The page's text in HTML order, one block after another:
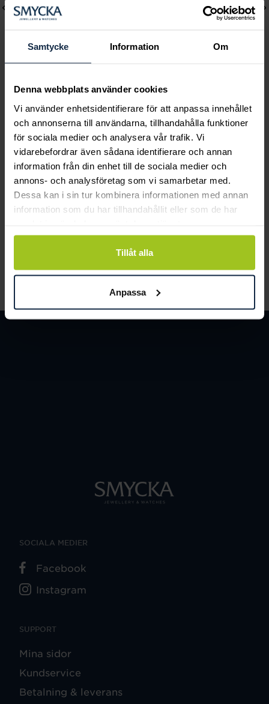
Samtycke Information Om
Denna webbplats använder cookies
Vi använder enhetsidentifierare för att anpassa innehållet
och annonserna till användarna, tillhandahålla funktioner
för sociala medier och analysera vår trafik. Vi
vidarebefordrar även sådana identifierare och annan
information från din enhet till de sociala medier och
annons- och analysföretag som vi samarbetar med.
Dessa kan i sin tur kombinera informationen med annan
information som du har tillhandahållit eller som de har
Tillåt alla
Anpassa
Lily and Rose
Emily pearl bracelet -
Ivory
Pris:349 kr
349 kr
Mockberg
Royal Watch 28 mm
Pris:2 399 kr
2 399 kr
Smycka tar ansvar för ett hållbart
och människor.
LÄS MER
SUPPORT
Mina sidor
Kundservice
Betalning & leverans
SOCIALA MEDIER
Facebook
Instagram